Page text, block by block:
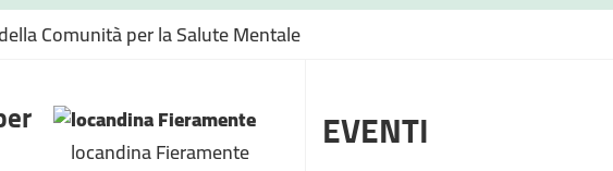
Comunità per la Salute Mentale
locandina Fieramente EVENTI